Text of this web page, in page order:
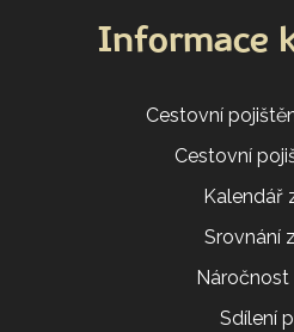
Informace
Cestovní
Cestovní
Kalendář
Srovnání
Náročnost
Sdílení